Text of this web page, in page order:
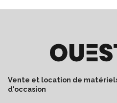
Vente et location de
d'occasion